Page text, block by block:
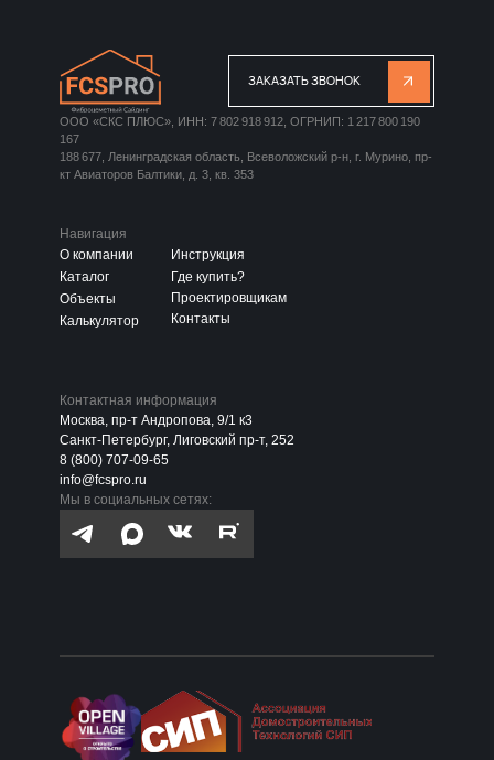
Навигация
О компании
Каталог
Объекты
Калькулятор
Инструкция
Где купить?
Проектировщикам
Контакты
Контактная информация
Москва, пр-т Андропова, 9/1 к3
Санкт-Петербург, Лиговский пр-т, 252
8 (800) 707-09-65
info@fcspro.ru
Мы в социальных сетях:
ЗАКАЗАТЬ ЗВОНОК
ООО «СКС ПЛЮС», ИНН: 7 802 918 912, ОГРНИП: 1 217 800 190
167
188 677, Ленинградская область, Всеволожский р-н, г. Мурино, пр-
кт Авиаторов Балтики, д. 3, кв. 353